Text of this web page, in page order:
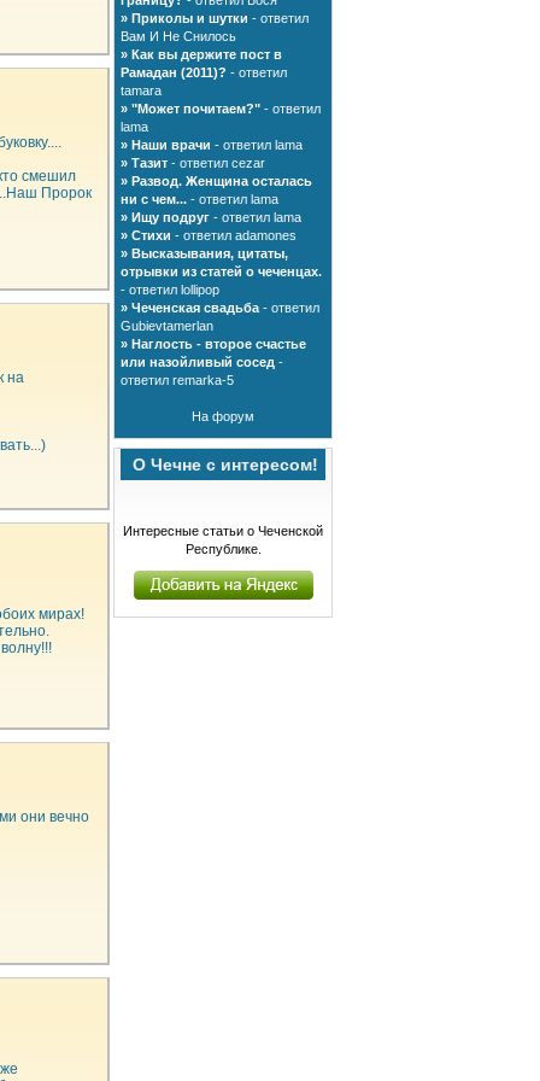
смешил
Пророк
на
мирах!
они вечно
» Приколы и шутки - ответил
Вам И Не Снилось
» Как вы держите пост в
Рамадан (2011)? - ответил
tamara
» "Может почитаем?" - ответил
lama
» Наши врачи - ответил lama
» Тазит - ответил cezar
» Развод. Женщина осталась
ни с чем... - ответил lama
» Ищу подруг - ответил lama
» Стихи - ответил adamones
» Высказывания, цитаты,
отрывки из статей о чеченцах.
- ответил lollipop
» Чеченская свадьба - ответил
Gubievtamerlan
» Наглость - второе счастье
или назойливый сосед -
ответил remarka-5
На форум
О Чечне с интересом!
Интересные статьи о Чеченской
Республике.